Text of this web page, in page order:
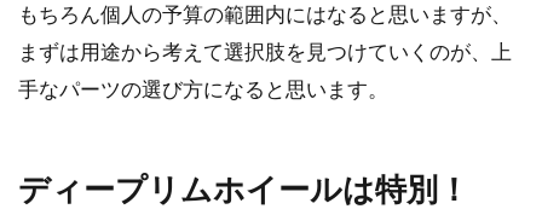
もちろん個人の予算の範囲内にはなると思いますが、
まずは用途から考えて選択肢を見つけていくのが、上
手なパーツの選び方になると思います。
ディープリムホイールは特別！